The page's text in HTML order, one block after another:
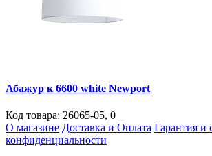
Абажур к 6600 white Newport
Код товара: 26065-05, 0
О магазине Доставка и Оплата Гарантия и
конфиденциальности